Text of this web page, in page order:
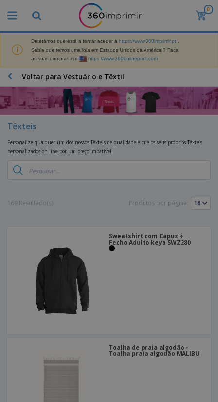
0
Detetámos que está a tentar aceder a https://www.360imprimir.pt
Sabia que temos uma loja em Estados Unidos da América ? Faça
as suas compras em
https://www.360onlineprint.com
Voltar para Vestuário e Têxtil
Têxteis
Personalize qualquer um dos nossos Têxteis de qualidade e crie os seus próprios Têxteis
personalizados on-line por um preço imbatível.
169 Resultado(s) Produtos por página:
Sweatshirt com Capuz +
Fecho Adulto keya SWZ280
Toalha de praia algodão -
Toalha praia algodão MALIBU